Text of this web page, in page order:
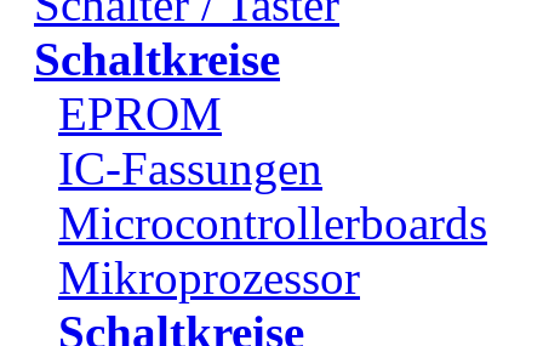
Schaltkreise
EPROM
IC-Fassungen
Microcontrollerboards
Mikroprozessor
Schaltkreise